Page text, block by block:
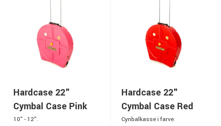
Hardcase 22"
Cymbal Case Pink
10" - 12".
Hardcase 22"
Cymbal Case Red
Cynbalkasse i farve.